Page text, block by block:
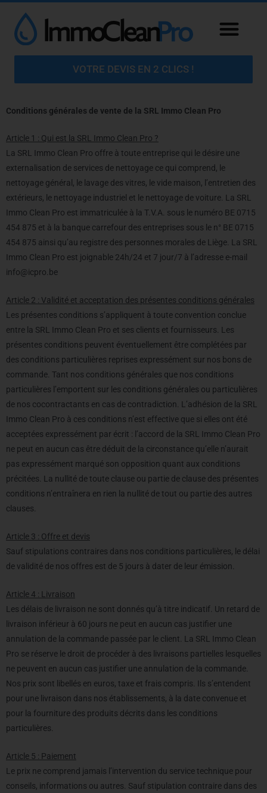
VOTRE DEVIS EN 2 CLICS !
Conditions générales de vente de la SRL Immo Clean Pro
Article 1 : Qui est la SRL Immo Clean Pro ?
La SRL Immo Clean Pro offre à toute entreprise qui le désire une
externalisation de services de nettoyage ce qui comprend, le
nettoyage général, le lavage des vitres, le vide maison, l’entretien des
extérieurs, le nettoyage industriel et le nettoyage de voiture. La SRL
Immo Clean Pro est immatriculée à la T.V.A. sous le numéro BE 0715
454 875 et à la banque carrefour des entreprises sous le n° BE 0715
454 875 ainsi qu’au registre des personnes morales de Liège. La SRL
Immo Clean Pro est joignable 24h/24 et 7 jour/7 à l’adresse e-mail
info@icpro.be
Article 2 : Validité et acceptation des présentes conditions générales
Les présentes conditions s’appliquent à toute convention conclue
entre la SRL Immo Clean Pro et ses clients et fournisseurs. Les
présentes conditions peuvent éventuellement être complétées par
des conditions particulières reprises expressément sur nos bons de
commande. Tant nos conditions générales que nos conditions
particulières l’emportent sur les conditions générales ou particulières
de nos cocontractants en cas de contradiction. L’adhésion de la SRL
Immo Clean Pro à ces conditions n’est effective que si elles ont été
acceptées expressément par écrit : l’accord de la SRL Immo Clean Pro
ne peut en aucun cas être déduit de la circonstance qu’elle n’aurait
pas expressément marqué son opposition quant aux conditions
précitées. La nullité de toute clause ou partie de clause des présentes
conditions n’entraînera en rien la nullité de tout ou partie des autres
clauses.
Article 3 : Offre et devis
Sauf stipulations contraires dans nos conditions particulières, le délai
de validité de nos offres est de 5 jours à dater de leur émission.
Article 4 : Livraison
Les délais de livraison ne sont donnés qu’à titre indicatif. Un retard de
livraison inférieur à 60 jours ne peut en aucun cas justifier une
annulation de la commande passée par le client. La SRL Immo Clean
Pro se réserve le droit de procéder à des livraisons partielles lesquelles
ne peuvent en aucun cas justifier une annulation de la commande.
Nos prix sont libellés en euros, taxe et frais compris. Ils s’entendent
pour une livraison dans nos établissements, à la date convenue et
pour la fourniture des produits décrits dans les conditions
particulières.
Article 5 : Paiement
Le prix ne comprend jamais l’intervention du service technique pour
conseils, informations ou autres. Sauf stipulation contraire dans des